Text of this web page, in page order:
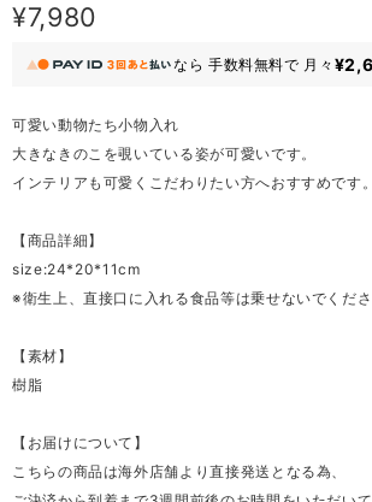
¥7,980
なら 手数料無料で 月々
可愛い動物たち小物入れ
大きなきのこを覗いている姿が可愛いです。
インテリアも可愛くこだわりたい方へおすすめです。
【商品詳細】
size:24*20*11cm
※衛生上、直接口に入れる食品等は乗せないでくださ
【素材】
樹脂
【お届けについて】
こちらの商品は海外店舗より直接発送となる為、